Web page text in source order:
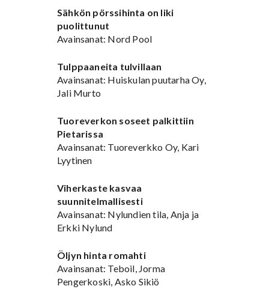
Sähkön pörssihinta on liki
puolittunut
Avainsanat: Nord Pool
Tulppaaneita tulvillaan
Avainsanat: Huiskulan puutarha Oy,
Jali Murto
Tuoreverkon soseet palkittiin
Pietarissa
Avainsanat: Tuoreverkko Oy, Kari
Lyytinen
Viherkaste kasvaa
suunnitelmallisesti
Avainsanat: Nylundien tila, Anja ja
Erkki Nylund
Öljyn hinta romahti
Avainsanat: Teboil, Jorma
Pengerkoski, Asko Sikiö